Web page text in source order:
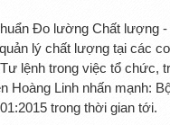
Đo lường Chất lượng
lý chất lượng tại các
lệnh trong việc tổ chức,
Linh nhấn mạnh:
trong thời gian tới.